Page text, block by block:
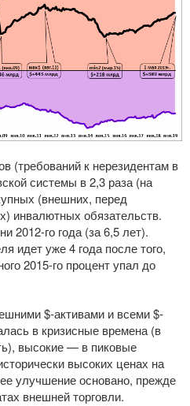
(требований к нерезидентам в
системы в 2,3 раза (на
(внешних, перед
инвалютных обязательств.
2012-го года (за 6,5 лет).
идет уже 4 года после того,
2015-го процент упал до
$-активами и всеми $-
в кризисные времена (в
высокие — в пиковые
высоких ценах на
улучшение основано, прежде
внешней торговли.